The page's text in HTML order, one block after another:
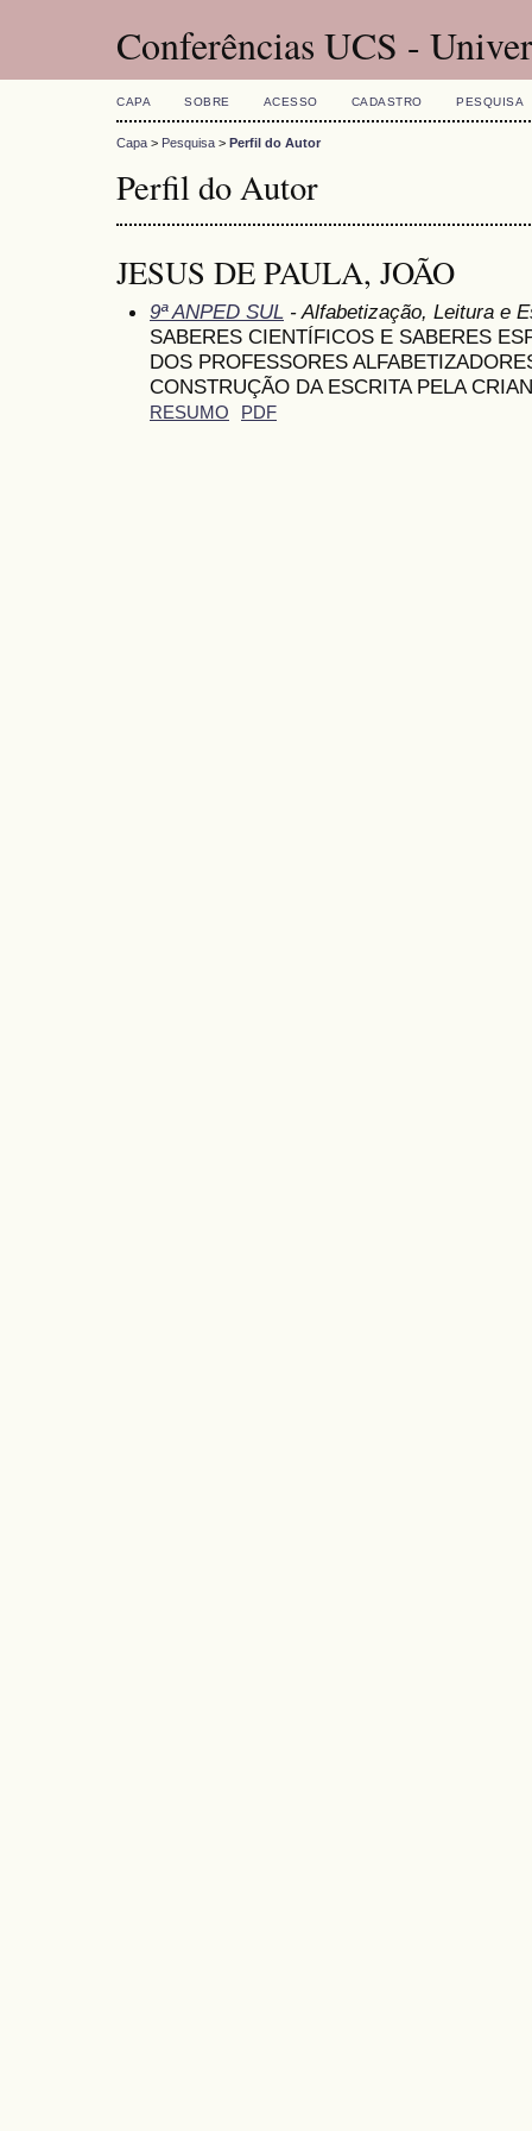
Conferências UCS -
CAPA SOBRE ACESSO CADASTRO PESQUISA
Capa > Pesquisa > Perfil do Autor
Perfil do Autor
JESUS DE PAULA, JOÃO
9ª ANPED SUL - Alfabetização, Leitura e
SABERES CIENTÍFICOS E SABERES
DOS PROFESSORES
CONSTRUÇÃO DA ESCRITA PELA
RESUMO PDF